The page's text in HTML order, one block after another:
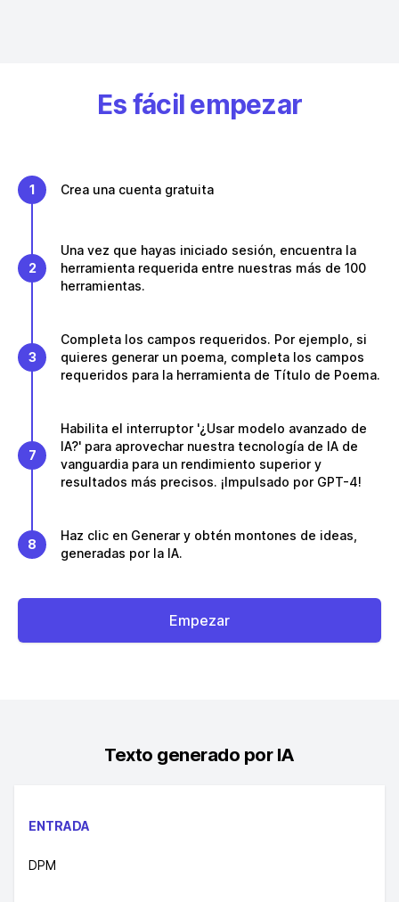
Es fácil empezar
1 Crea una cuenta gratuita
2
Una vez que hayas iniciado sesión, encuentra la
herramienta requerida entre nuestras más de 100
herramientas.
3
Completa los campos requeridos. Por ejemplo, si
quieres generar un poema, completa los campos
requeridos para la herramienta de Título de Poema.
7
Habilita el interruptor '¿Usar modelo avanzado de
IA?' para aprovechar nuestra tecnología de IA de
vanguardia para un rendimiento superior y
resultados más precisos. ¡Impulsado por GPT-4!
8
Haz clic en Generar y obtén montones de ideas,
generadas por la IA.
Empezar
Texto generado por IA
ENTRADA
DPM